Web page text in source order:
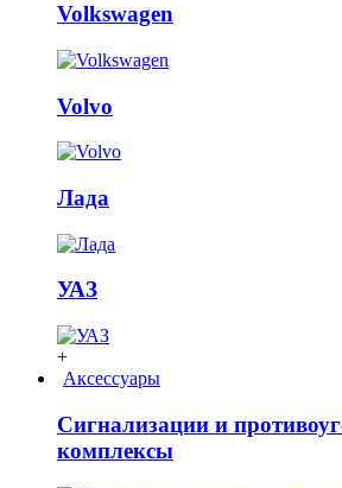
Volkswagen
Volvo
Лада
УАЗ
+
Аксессуары
Сигнализации и
комплексы